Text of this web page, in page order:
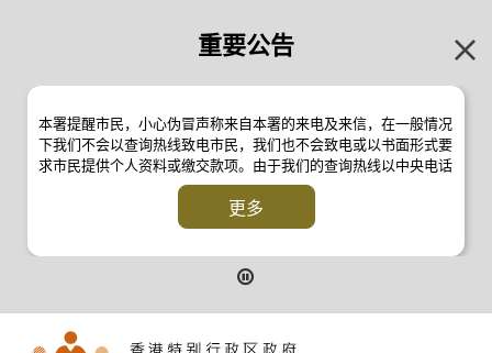
重要公告
本署提醒市民，小心伪冒声称来自本署的来电及来信，在一般情况
下我们不会以查询热线致电市民，我们也不会致电或以书面形式要
求市民提供个人资料或缴交款项。由于我们的查询热线以中央电话
系统操作，本署的来电不会显示电话号码 2835 2500 。如有疑
问，应与本署职员核实或向警方反诈骗协调中心
询热线 18222 查询。详情请浏览以下新闻公报：
二零一九年七月二十六日的新闻公报
更多